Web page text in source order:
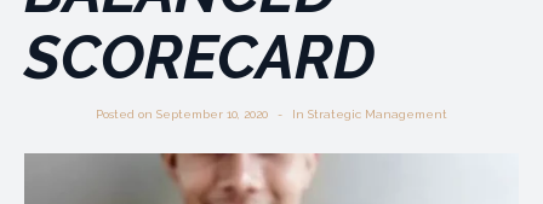
SCORECARD
Posted on September 10, 2020 In Strategic Management